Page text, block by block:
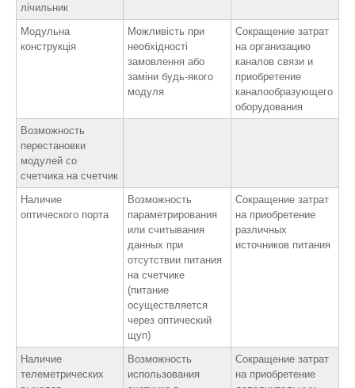
лічильник
Модульна
конструкція
Можливість при
необхідності
замовлення або
заміни будь-якого
модуля
Сокращение затрат
на организацию
каналов связи и
приобретение
каналообразующего
оборудования
Возможность
перестановки
модулей со
счетчика на счетчик
Наличие
оптического порта
Возможность
параметрирования
или считывания
данных при
отсутствии питания
на счетчике
(питание
осуществляется
через оптический
щуп)
Сокращение затрат
на приобретение
различных
источников питания
Наличие
телеметрических
Возможность
использования
Сокращение затрат
на приобретение